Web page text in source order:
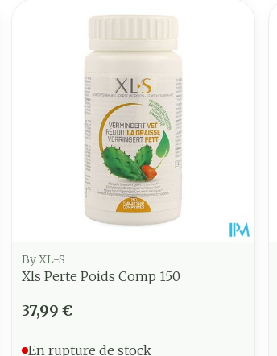
By XL-S
Xls Perte Poids Comp 150
37,99 €
En rupture de stock